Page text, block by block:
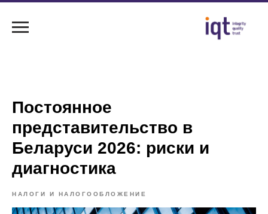
Постоянное
представительство в
Беларуси 2026: риски и
диагностика
НАЛОГИ И НАЛОГООБЛОЖЕНИЕ